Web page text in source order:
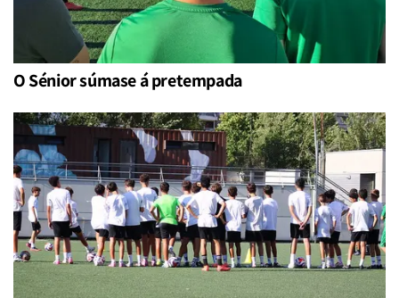
O Sénior súmase á pretempada